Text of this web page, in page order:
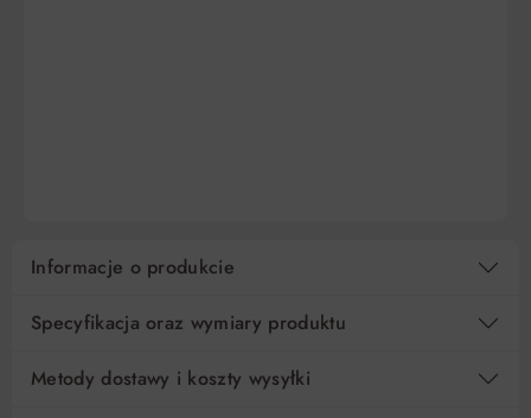
Informacje o produkcie
Specyfikacja oraz wymiary produktu
Metody dostawy i koszty wysyłki